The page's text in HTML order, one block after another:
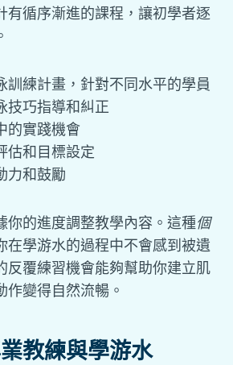
有循序漸進的課程，讓初學者逐
訓練計畫，針對不同水平的學員
技巧指導和糾正
的實踐機會
估和目標設定
力和鼓勵
你的進度調整教學內容。這種個
在學游水的過程中不會感到被遺
反覆練習機會能夠幫助你建立肌
作變得自然流暢。
教練與學游水